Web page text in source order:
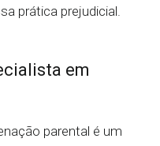
prática prejudicial.
em
parental é um